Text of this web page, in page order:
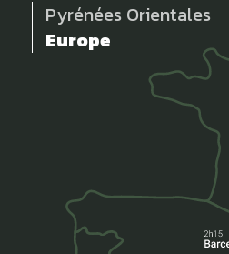
Pyrénées Orientales
Europe